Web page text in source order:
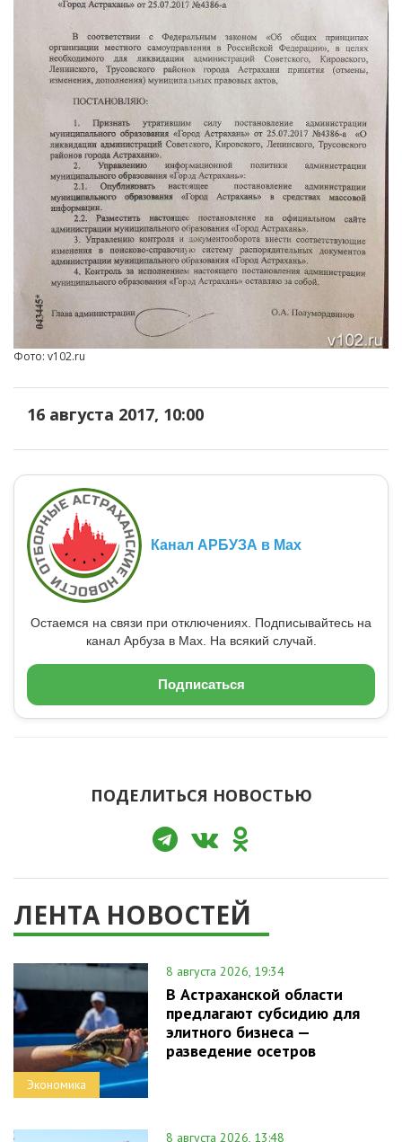
Фото: v102.ru
16 августа 2017, 10:00
Канал АРБУЗА в Max
Остаемся на связи при отключениях. Подписывайтесь на
канал Арбуза в Max. На всякий случай.
Подписаться
ПОДЕЛИТЬСЯ НОВОСТЬЮ
ЛЕНТА НОВОСТЕЙ
Экономика
8 августа 2026, 19:34
В Астраханской области
предлагают субсидию для
элитного бизнеса —
разведение осетров
8 августа 2026, 13:48